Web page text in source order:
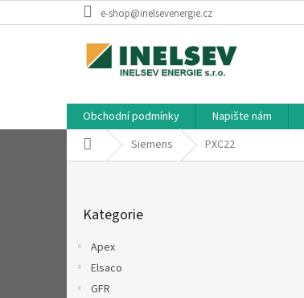
na
e-shop@inelsevenergie.cz
Obchodní podmínky Napište nám
Domů Siemens PXC22
kategorie
Kategorie
Apex
Elsaco
GFR